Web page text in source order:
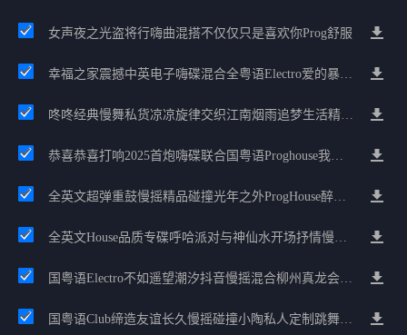
女声夜之光盗将行嗨曲混搭不仅仅只是喜欢你Prog舒服
幸福之家震撼中英电子嗨碟混合全粤语Electro爱的暴风雨广州雄雄精选
咚咚经典慢舞私货凉凉旋律交织江南烟雨追梦生活精选串烧
恭喜恭喜打响2025首炮嗨碟联合国粤语Proghouse我要怎么说我不爱你
全英文超弹重鼓慢摇精品碰撞光年之外ProgHouse醉美抒情节奏
全英文House品质专碟呼哈派对与神仙水开场抒情慢嗨串烧
国粤语Electro不如遥望潮汐抖音慢摇混合柳州真龙会K吧小厅小康混音
国粤语Club缔造友谊长久慢摇碰撞小陶私人定制跳舞大碟